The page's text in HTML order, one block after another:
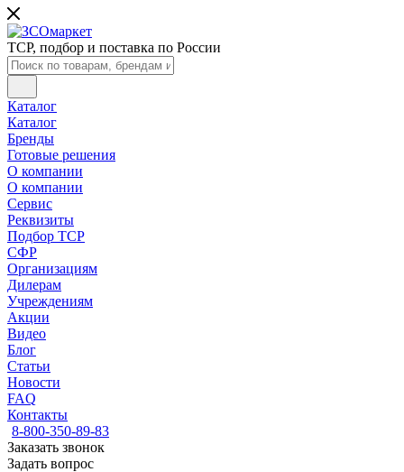
ТСР, подбор и поставка по России
Каталог
Каталог
Бренды
Готовые решения
О компании
О компании
Сервис
Реквизиты
Подбор ТСР
СФР
Организациям
Дилерам
Учреждениям
Акции
Видео
Блог
Статьи
Новости
FAQ
Контакты
8-800-350-89-83
Заказать звонок
Задать вопрос